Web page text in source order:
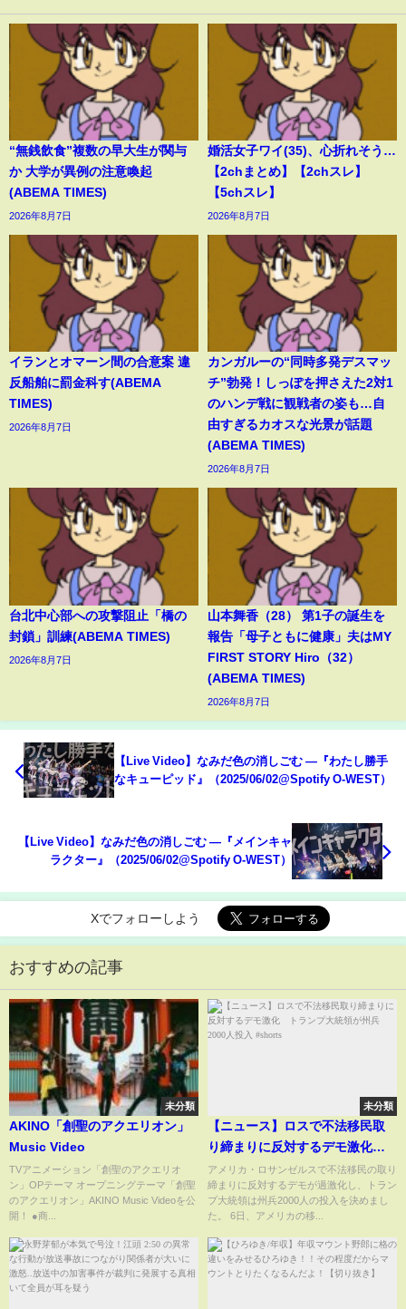
“無銭飲食”複数の早大生が関与
か 大学が異例の注意喚起
(ABEMA TIMES)
2026年8月7日
婚活女子ワイ(35)、心折れそう…
【2chまとめ】【2chスレ】
【5chスレ】
2026年8月7日
イランとオマーン間の合意案 違
反船舶に罰金科す(ABEMA
TIMES)
2026年8月7日
カンガルーの“同時多発デスマッ
チ”勃発！しっぽを押さえた2対1
のハンデ戦に観戦者の姿も…自
由すぎるカオスな光景が話題
(ABEMA TIMES)
2026年8月7日
台北中心部への攻撃阻止「橋の
封鎖」訓練(ABEMA TIMES)
2026年8月7日
山本舞香（28） 第1子の誕生を
報告「母子ともに健康」夫はMY
FIRST STORY Hiro（32）
(ABEMA TIMES)
2026年8月7日
【Live Video】なみだ色の消しごむ ―『わたし勝手
なキューピッド』（2025/06/02@Spotify O-WEST）
【Live Video】なみだ色の消しごむ ―『メインキャ
ラクター』（2025/06/02@Spotify O-WEST）
Xでフォローしよう
おすすめの記事
未分類
AKINO「創聖のアクエリオン」
Music Video
TVアニメーション「創聖のアクエリオ
ン」OPテーマ オープニングテーマ「創聖
のアクエリオン」AKINO Music Videoを公
開！ ●商...
未分類
【ニュース】ロスで不法移民取
り締まりに反対するデモ激化
トランプ大統領が州兵2000人投
入 #shorts
アメリカ・ロサンゼルスで不法移民の取り
締まりに反対するデモが過激化し、トラン
プ大統領は州兵2000人の投入を決めまし
た。 6日、アメリカの移...